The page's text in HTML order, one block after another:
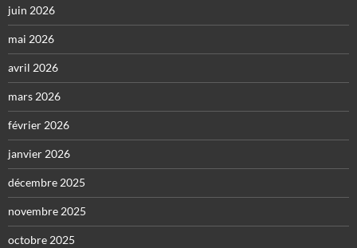
juin 2026
mai 2026
avril 2026
mars 2026
février 2026
janvier 2026
décembre 2025
novembre 2025
octobre 2025